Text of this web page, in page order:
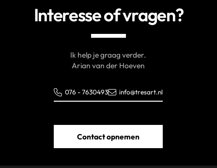
Interesse of vragen?
Ik help je graag verder.
Arian van der Hoeven
076 - 7630493 info@tresart.nl
Contact opnemen